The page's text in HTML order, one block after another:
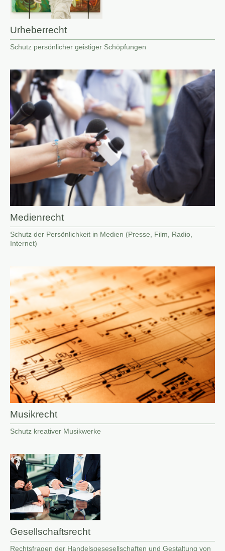
Urheberrecht
Schutz persönlicher geistiger Schöpfungen
Medienrecht
Schutz der Persönlichkeit in Medien (Presse, Film, Radio,
Internet)
Musikrecht
Schutz kreativer Musikwerke
Gesellschaftsrecht
Rechtsfragen der Handelsgesesellschaften und Gestaltung von